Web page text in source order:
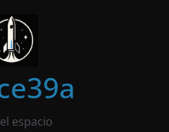
espacio